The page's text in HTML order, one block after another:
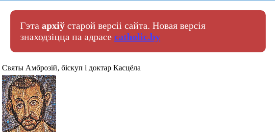
Гэта архіў старой версіі сайта. Новая версія
знаходзіцца па адрасе catholic.by
Святы Амброзій, біскуп і доктар Касцёла